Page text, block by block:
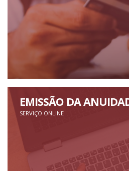
EMISSÃO DA
SERVIÇO ONLINE